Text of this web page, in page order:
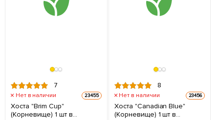
7
Нет в наличии 23455
Хоста "Brim Cup"
(Корневище) 1 шт в
8
Нет в наличии 23456
Хоста "Canadian Blue"
(Корневище) 1 шт в